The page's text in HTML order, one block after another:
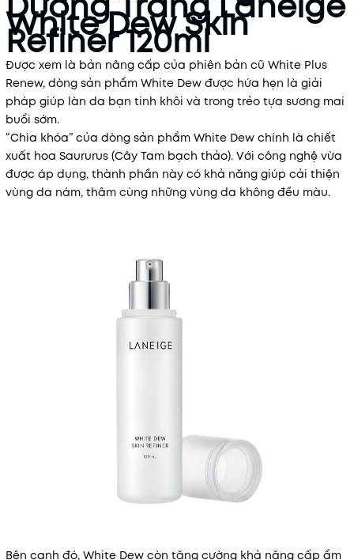
White Dew Skin
Refiner 120ml
Được xem là bản nâng cấp của phiên bản cũ White Plus
Renew, dòng sản phẩm White Dew được hứa hẹn là giải
pháp giúp làn da bạn tinh khôi và trong trẻo tựa sương mai
buổi sớm.
“Chìa khóa” của dòng sản phẩm White Dew chính là chiết
xuất hoa Saururus (Cây Tam bạch thảo). Với công nghệ vừa
được áp dụng, thành phần này có khả năng giúp cải thiện
vùng da nám, thâm cùng những vùng da không đều màu.
Bên cạnh đó, White Dew còn tăng cường khả năng cấp ẩm